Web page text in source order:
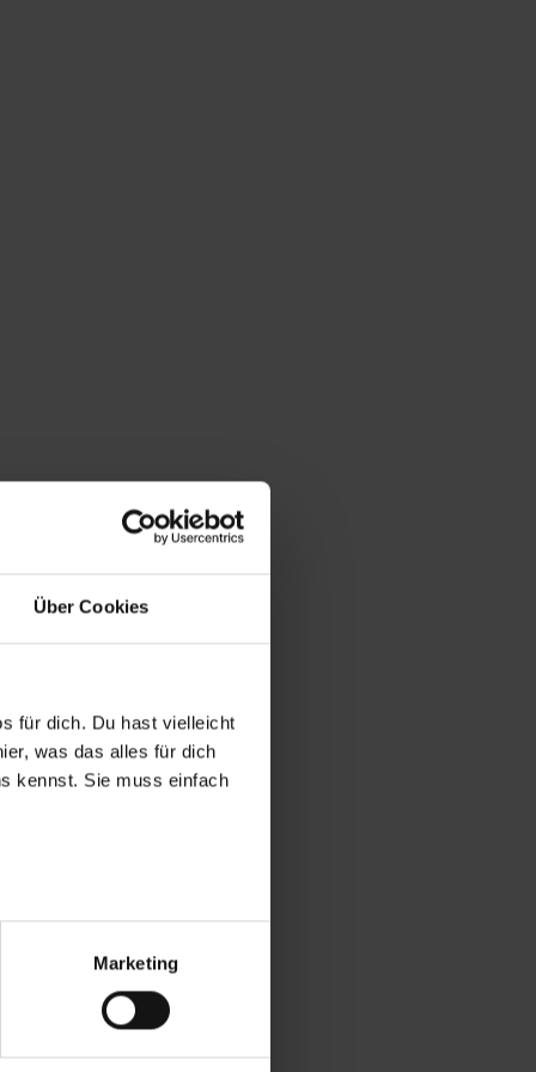
Über Cookies
für dich. Du hast vielleicht
was das alles für dich
kennst. Sie muss einfach
bei Benutzung der
zu analysieren
soziale Medien, Werbung
Partner führen diese
Marketing